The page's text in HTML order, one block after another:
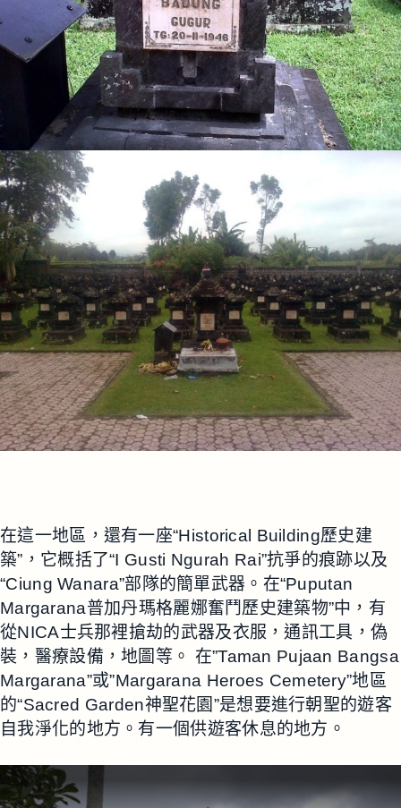
在這一地區，還有一座“Historical Building歷史建
築”，它概括了“I Gusti Ngurah Rai”抗爭的痕跡以及
“Ciung Wanara”部隊的簡單武器。在“Puputan
Margarana普加丹瑪格麗娜奮鬥歷史建築物”中，有
從NICA士兵那裡搶劫的武器及衣服，通訊工具，偽
裝，醫療設備，地圖等。 在”Taman Pujaan Bangsa
Margarana”或”Margarana Heroes Cemetery”地區
的“Sacred Garden神聖花園”是想要進行朝聖的遊客
自我淨化的地方。有一個供遊客休息的地方。